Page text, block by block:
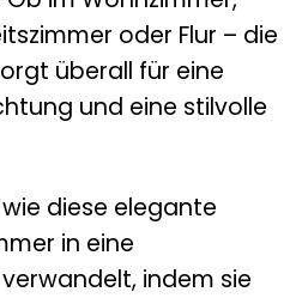
oder Flur – die
überall für eine
und eine stilvolle
diese elegante
in eine
indem sie